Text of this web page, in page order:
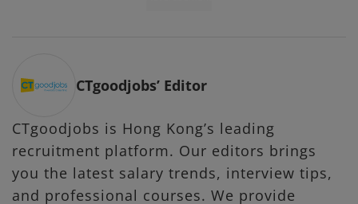
CTgoodjobs’ Editor
CTgoodjobs is Hong Kong’s leading
recruitment platform. Our editors brings
you the latest salary trends, interview tips,
and professional courses. We provide